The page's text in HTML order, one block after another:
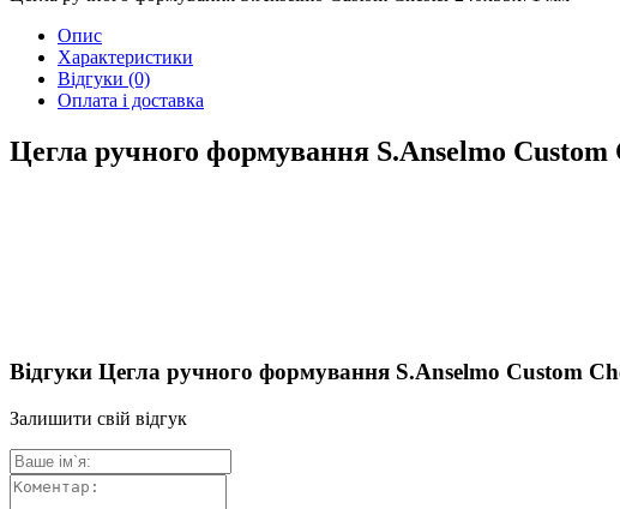
Опис
Характеристики
Відгуки (0)
Оплата і доставка
Цегла ручного формування S.Anselmo Custom
Відгуки Цегла ручного формування S.Anselmo Custom
Залишити свій відгук